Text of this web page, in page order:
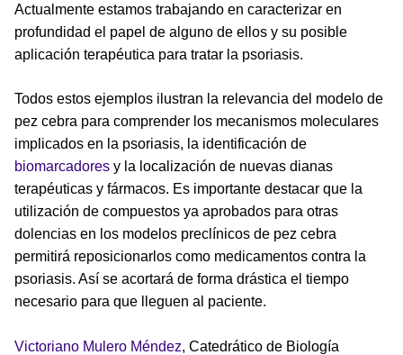
Actualmente estamos trabajando en caracterizar en
profundidad el papel de alguno de ellos y su posible
aplicación terapéutica para tratar la psoriasis.
Todos estos ejemplos ilustran la relevancia del modelo de
pez cebra para comprender los mecanismos moleculares
implicados en la psoriasis, la identificación de
biomarcadores y la localización de nuevas dianas
terapéuticas y fármacos. Es importante destacar que la
utilización de compuestos ya aprobados para otras
dolencias en los modelos preclínicos de pez cebra
permitirá reposicionarlos como medicamentos contra la
psoriasis. Así se acortará de forma drástica el tiempo
necesario para que lleguen al paciente.
Victoriano Mulero Méndez, Catedrático de Biología